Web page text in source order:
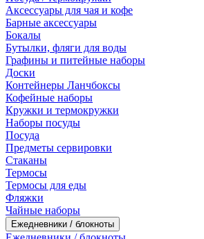
Аксессуары для чая и кофе
Барные аксессуары
Бокалы
Бутылки, фляги для воды
Графины и питейные наборы
Доски
Контейнеры Ланчбоксы
Кофейные наборы
Кружки и термокружки
Наборы посуды
Посуда
Предметы сервировки
Стаканы
Термосы
Термосы для еды
Фляжки
Чайные наборы
Ежедневники / блокноты